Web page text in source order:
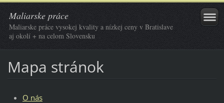
Maliarske práce
Maliarske práce vysokej kvality a nízkej ceny v Bratislave
aj okolí + na celom Slovensku
Mapa stránok
O nás